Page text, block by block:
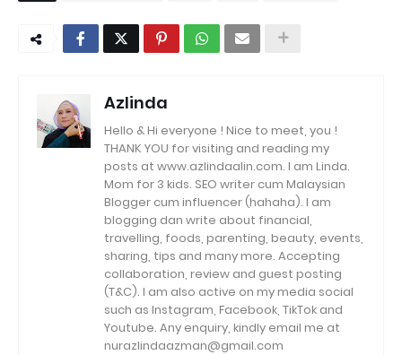
Azlinda
Hello & Hi everyone ! Nice to meet, you !
THANK YOU for visiting and reading my
posts at www.azlindaalin.com. I am Linda.
Mom for 3 kids. SEO writer cum Malaysian
Blogger cum influencer (hahaha). I am
blogging dan write about financial,
travelling, foods, parenting, beauty, events,
sharing, tips and many more. Accepting
collaboration, review and guest posting
(T&C). I am also active on my media social
such as Instagram, Facebook, TikTok and
Youtube. Any enquiry, kindly email me at
nurazlindaazman@gmail.com